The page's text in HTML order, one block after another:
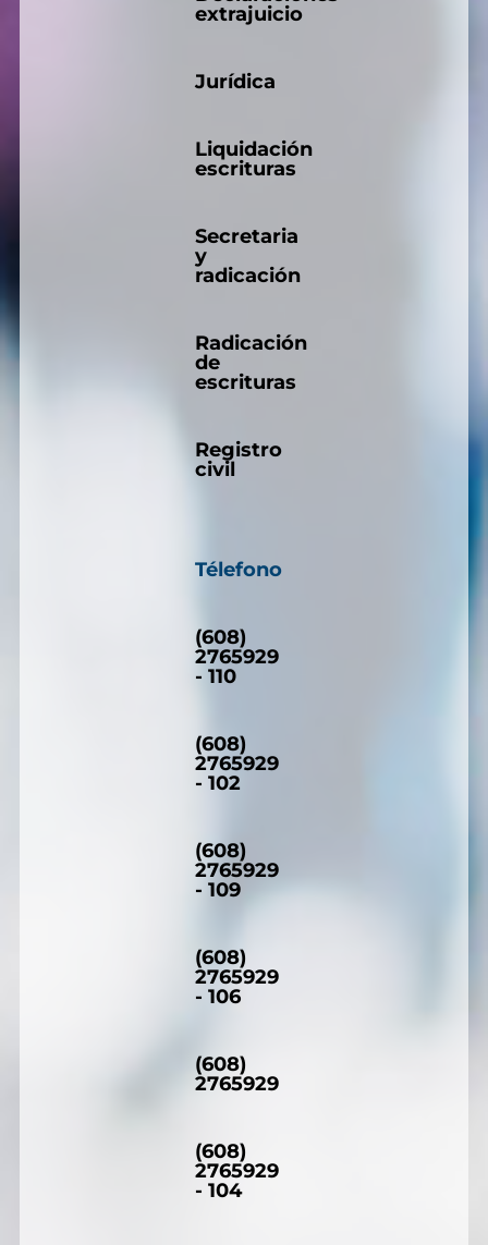
extrajuicio
Jurídica
Liquidación
escrituras
Secretaria
y
radicación
Radicación
de
escrituras
Registro
civil
Télefono
(608)
2765929
- 110
(608)
2765929
- 102
(608)
2765929
- 109
(608)
2765929
- 106
(608)
2765929
(608)
2765929
- 104